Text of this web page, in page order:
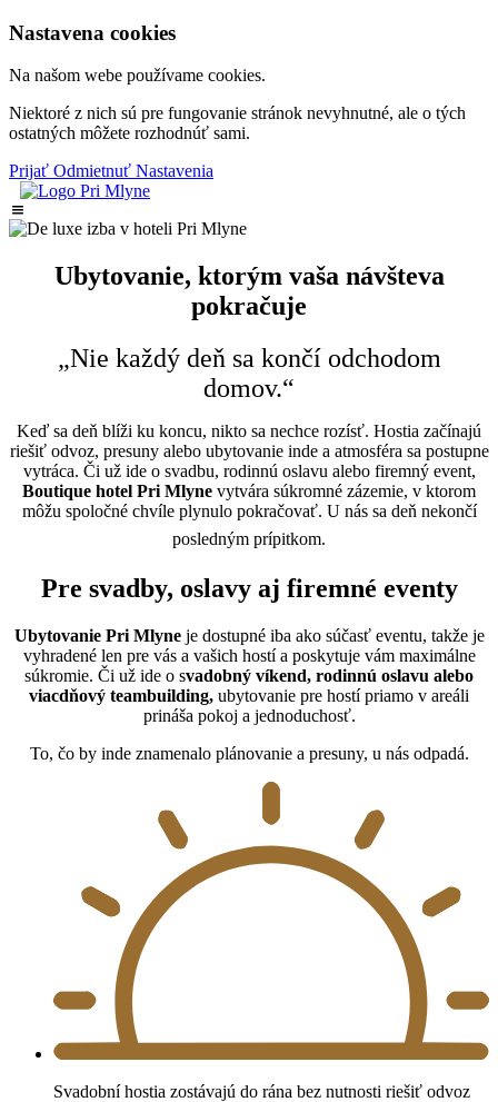
Nastavena cookies
Na našom webe používame cookies.
Niektoré z nich sú pre fungovanie stránok nevyhnutné, ale o tých
ostatných môžete rozhodnúť sami.
Prijať Odmietnuť Nastavenia
Ubytovanie, ktorým vaša návšteva
pokračuje
„Nie každý deň sa končí odchodom
domov.“
Keď sa deň blíži ku koncu, nikto sa nechce rozísť. Hostia začínajú
riešiť odvoz, presuny alebo ubytovanie inde a atmosféra sa postupne
vytráca. Či už ide o svadbu, rodinnú oslavu alebo firemný event,
Boutique hotel Pri Mlyne vytvára súkromné zázemie, v ktorom
môžu spoločné chvíle plynulo pokračovať. U nás sa deň nekončí
posledným prípitkom.
Pre svadby, oslavy aj firemné eventy
Ubytovanie Pri Mlyneje dostupné iba ako súčasť eventu, takže je
vyhradené len pre vás a vašich hostí a poskytuje vám maximálne
súkromie. Či už ide o svadobný víkend, rodinnú oslavu alebo
viacdňový teambuilding, ubytovanie pre hostí priamo v areáli
prináša pokoj a jednoduchosť.
To, čo by inde znamenalo plánovanie a presuny, u nás odpadá.
Svadobní hostia zostávajú do rána bez nutnosti riešiť odvoz